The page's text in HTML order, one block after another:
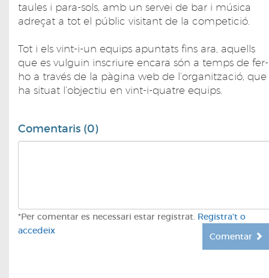
taules i para-sols, amb un servei de bar i música
adreçat a tot el públic visitant de la competició.
Tot i els vint-i-un equips apuntats fins ara, aquells
que es vulguin inscriure encara són a temps de fer-
ho a través de la pàgina web de l’organització, que
ha situat l’objectiu en vint-i-quatre equips.
Comentaris (0)
*Per comentar es necessari estar registrat. Registra't o
accedeix
Comentar